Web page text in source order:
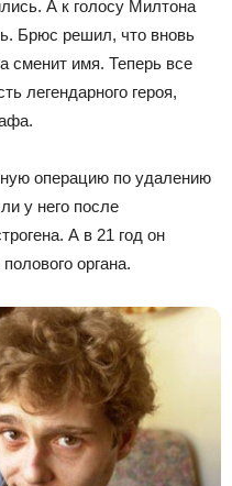
А к голосу Милтона
Брюс решил, что вновь
сменит имя. Теперь все
легендарного героя,
операцию по удалению
у него после
А в 21 год он
органа.